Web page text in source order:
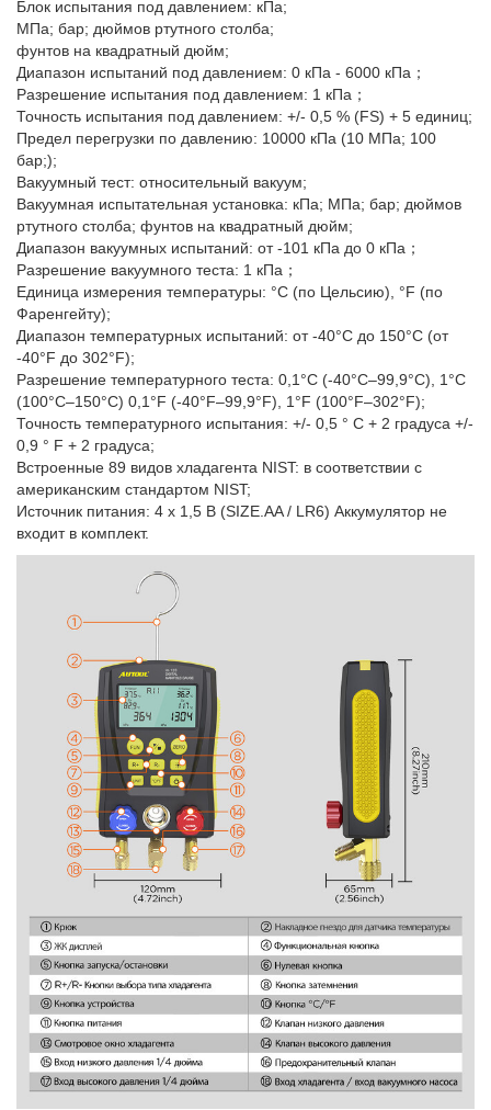
Блок испытания под давлением: кПа;
МПа; бар; дюймов ртутного столба;
фунтов на квадратный дюйм;
Диапазон испытаний под давлением: 0 кПа - 6000 кПа；
Разрешение испытания под давлением: 1 кПа；
Точность испытания под давлением: +/- 0,5 % (FS) + 5 единиц;
Предел перегрузки по давлению: 10000 кПа (10 МПа; 100
бар;);
Вакуумный тест: относительный вакуум;
Вакуумная испытательная установка: кПа; МПа; бар; дюймов
ртутного столба; фунтов на квадратный дюйм;
Диапазон вакуумных испытаний: от -101 кПа до 0 кПа；
Разрешение вакуумного теста: 1 кПа；
Единица измерения температуры: °C (по Цельсию), °F (по
Фаренгейту);
Диапазон температурных испытаний: от -40°C до 150°C (от
-40°F до 302°F);
Разрешение температурного теста: 0,1°С (-40°С–99,9°С), 1°С
(100°С–150°С) 0,1°F (-40°F–99,9°F), 1°F (100°F–302°F);
Точность температурного испытания: +/- 0,5 ° C + 2 градуса +/-
0,9 ° F + 2 градуса;
Встроенные 89 видов хладагента NIST: в соответствии с
американским стандартом NIST;
Источник питания: 4 х 1,5 В (SIZE.AA / LR6) Аккумулятор не
входит в комплект.